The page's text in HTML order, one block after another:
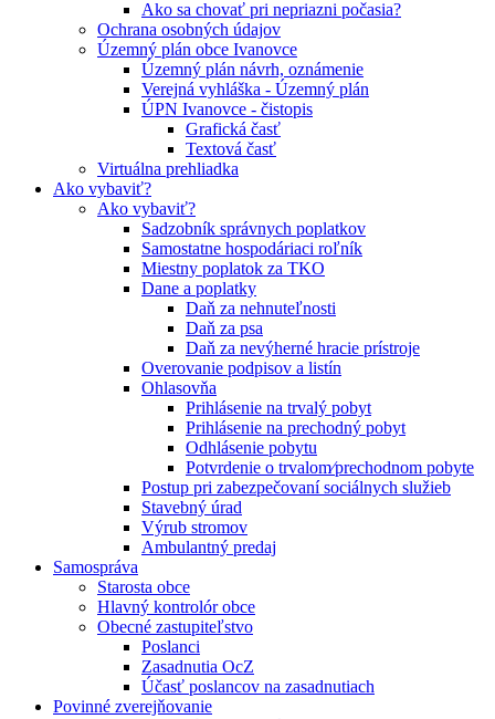
Ako sa chovať pri nepriazni počasia?
Ochrana osobných údajov
Územný plán obce Ivanovce
Územný plán návrh, oznámenie
Verejná vyhláška - Územný plán
ÚPN Ivanovce - čistopis
Grafická časť
Textová časť
Virtuálna prehliadka
Ako vybaviť?
Ako vybaviť?
Sadzobník správnych poplatkov
Samostatne hospodáriaci roľník
Miestny poplatok za TKO
Dane a poplatky
Daň za nehnuteľnosti
Daň za psa
Daň za nevýherné hracie prístroje
Overovanie podpisov a listín
Ohlasovňa
Prihlásenie na trvalý pobyt
Prihlásenie na prechodný pobyt
Odhlásenie pobytu
Potvrdenie o trvalom⁄prechodnom pobyte
Postup pri zabezpečovaní sociálnych služieb
Stavebný úrad
Výrub stromov
Ambulantný predaj
Samospráva
Starosta obce
Hlavný kontrolór obce
Obecné zastupiteľstvo
Poslanci
Zasadnutia OcZ
Účasť poslancov na zasadnutiach
Povinné zverejňovanie